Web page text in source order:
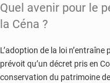
Quel avenir pour le
la Céna ?
L’adoption de la loi
prévoit qu’un décret pris en
conservation du patrimoine